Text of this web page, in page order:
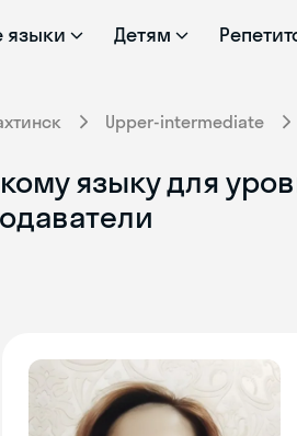
языки Детям
Upper-intermediate
языку для